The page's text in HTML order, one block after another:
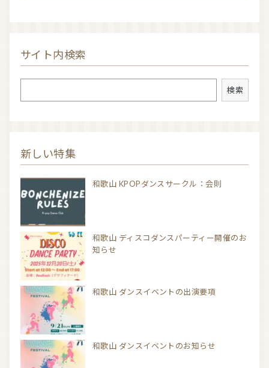
サイト内検索
検索
新しい特集
和歌山 KPOPダンスサークル：会則
和歌山 ディスコダンスパーティー開催のお
知らせ
和歌山 ダンスイベントの出演要項
和歌山 ダンスイベントのお知らせ